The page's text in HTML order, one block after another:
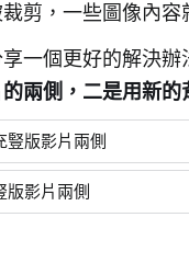
剪，一些圖像內容
一個更好的解決
兩側，二是用新的
豎版影片兩側
版影片兩側